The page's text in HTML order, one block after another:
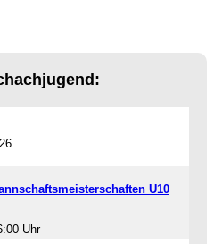
U10
Uhr